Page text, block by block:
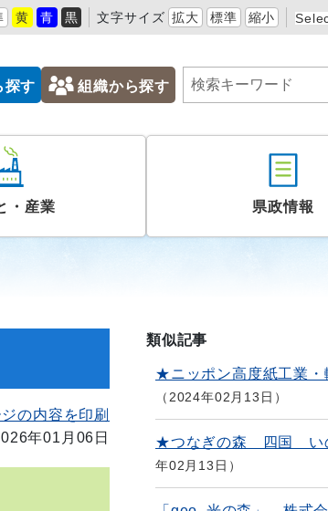
黄 青 黒 文字サイズ 拡大 標準 縮小
探す 組織から探す
・産業 県政情報
の内容を印刷
年01月06日
類似記事
★ニッポン高度紙工業・
2024年02月13日
★つなぎの森 四国 い
年02月13日